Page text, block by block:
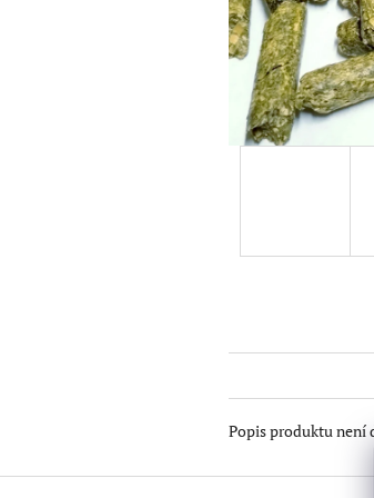
Popis produktu není
Z